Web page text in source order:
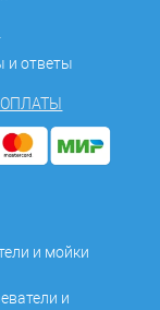
и ответы
и мойки
и